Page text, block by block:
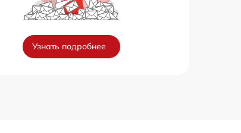
Узнать подробнее